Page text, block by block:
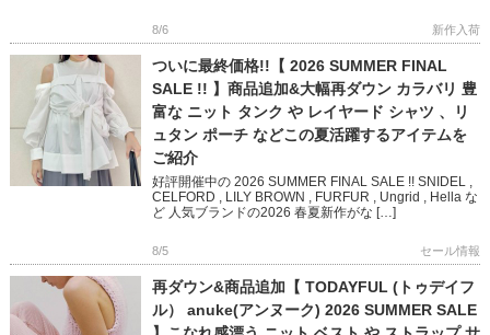
8/6 新作入荷
ついに最終価格!!【 2026 SUMMER FINAL
SALE !! 】商品追加&大幅再ダウン カラバリ 豊
富な ニット タンク や レイヤード シャツ 、リ
ュタン ポーチ などこの夏活躍するアイテムを
ご紹介
好評開催中の 2026 SUMMER FINAL SALE !! SNIDEL ,
CELFORD , LILY BROWN , FURFUR , Ungrid , Hella な
ど 人気ブランドの2026 春夏新作がな […]
8/5 セール情報
再ダウン&商品追加【 TODAYFUL (トゥデイフ
ル） anuke(アンヌーク) 2026 SUMMER SALE